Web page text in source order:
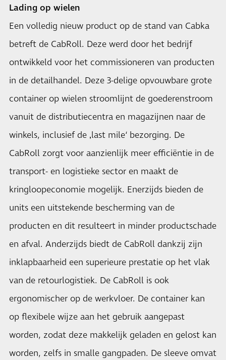
Lading op wielen
Een volledig nieuw product op de stand van Cabka
betreft de CabRoll. Deze werd door het bedrijf
ontwikkeld voor het commissioneren van producten
in de detailhandel. Deze 3-delige opvouwbare grote
container op wielen stroomlijnt de goederenstroom
vanuit de distributiecentra en magazijnen naar de
winkels, inclusief de ‚last mile‘ bezorging. De
CabRoll zorgt voor aanzienlijk meer efficiëntie in de
transport- en logistieke sector en maakt de
kringloopeconomie mogelijk. Enerzijds bieden de
units een uitstekende bescherming van de
producten en dit resulteert in minder productschade
en afval. Anderzijds biedt de CabRoll dankzij zijn
inklapbaarheid een superieure prestatie op het vlak
van de retourlogistiek. De CabRoll is ook
ergonomischer op de werkvloer. De container kan
op flexibele wijze aan het gebruik aangepast
worden, zodat deze makkelijk geladen en gelost kan
worden, zelfs in smalle gangpaden. De sleeve omvat